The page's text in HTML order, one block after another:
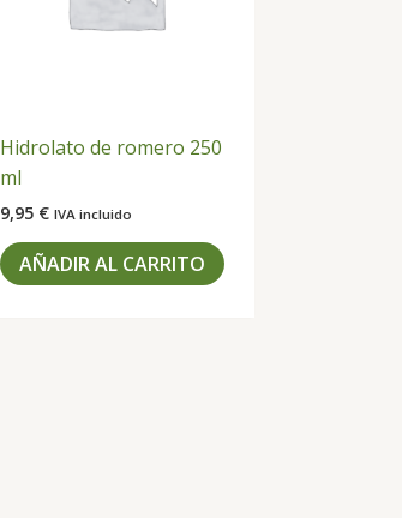
Hidrolato de romero 250
ml
9,95 € IVA incluido
AÑADIR AL CARRITO